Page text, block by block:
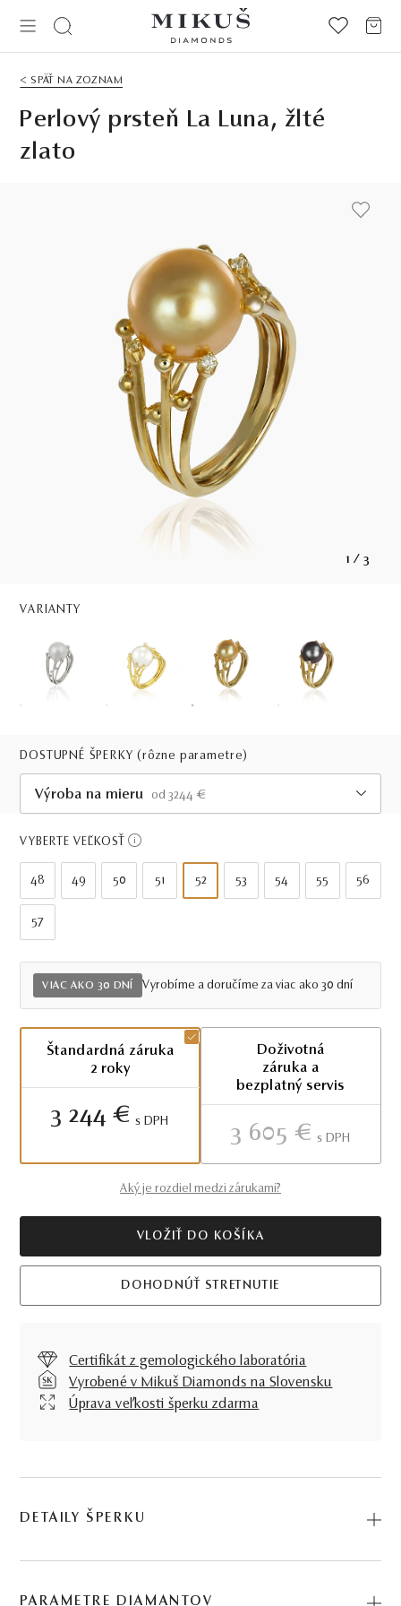
< SPÄŤ NA ZOZNAM
Perlový prsteň La Luna, žlté
zlato
1 / 3
VARIANTY
DOSTUPNÉ ŠPERKY(rôzne parametre)
Výroba na mieru
od 3244 €
Viac ako 30 dní
VYBERTE VEĽKOSŤ
48 49 50 51 52 53 54 55 56
57
VIAC AKO 30 DNÍ Vyrobíme a doručíme za viac ako 30 dní
Štandardná záruka
2 roky
3 244 € S DPH
Doživotná
záruka a
bezplatný servis
3 605 € S DPH
Aký je rozdiel medzi zárukami?
VLOŽIŤ DO KOŠÍKA
DOHODNÚŤ STRETNUTIE
Certifikát z gemologického laboratória
Vyrobené v Mikuš Diamonds na Slovensku
Úprava veľkosti šperku zdarma
DETAILY ŠPERKU
našej kolekcie. Juhomorská zlatá perla, diamanty a žlté
PARAMETRE DIAMANTOV